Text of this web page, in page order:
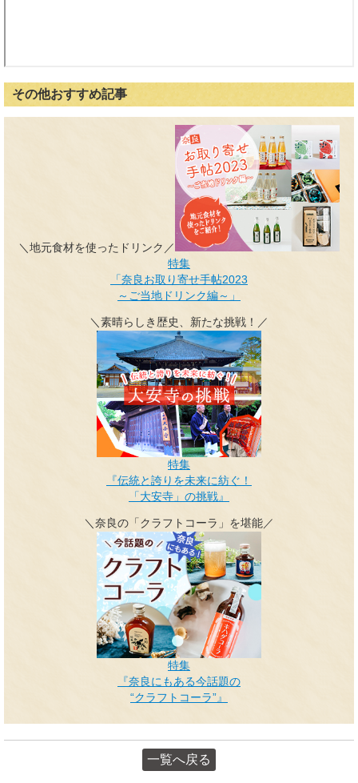
その他おすすめ記事
＼地元食材を使ったドリンク／
特集
「奈良お取り寄せ手帖2023
～ご当地ドリンク編～」
＼素晴らしき歴史、新たな挑戦！／
特集
『伝統と誇りを未来に紡ぐ！
「大安寺」の挑戦』
＼奈良の「クラフトコーラ」を堪能／
特集
『奈良にもある今話題の
“クラフトコーラ”』
一覧へ戻る